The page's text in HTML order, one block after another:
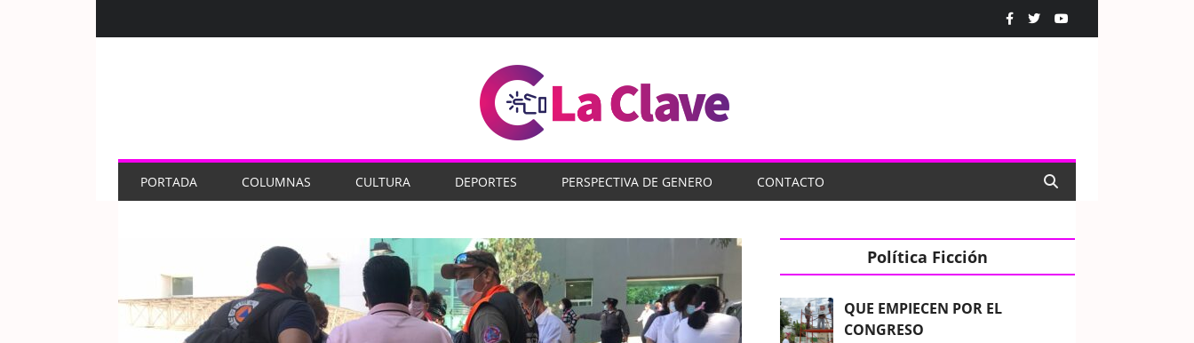
PORTADA COLUMNAS CULTURA DEPORTES PERSPECTIVA DE GENERO CONTACTO
Política Ficción
QUE EMPIECEN POR EL
CONGRESO